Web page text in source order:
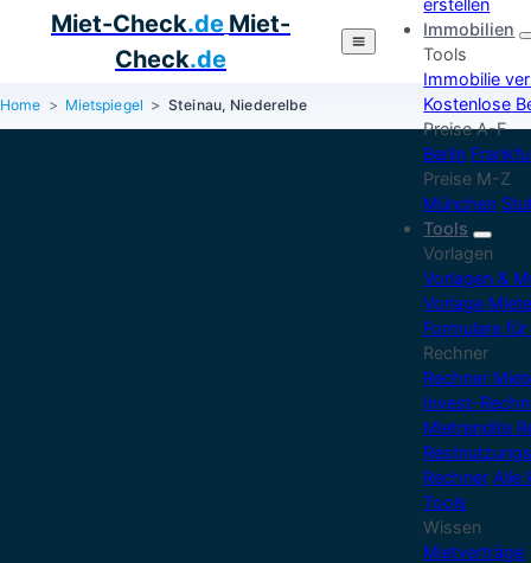
Miet-Check.de Miet-
Check.de
erstellen
Immobilien
Tools
Immobilie
Kostenlose
Preise A-F
Berlin
Preise M-Z
München
Tools
Vorlagen
Vorlagen &
Vorlage
Formulare
Rechner
Rechner
Invest-
Mietrendite
Rechner Alle
Tools
Wissen
Mietverträge
Home Mietspiegel Steinau, Niederelbe